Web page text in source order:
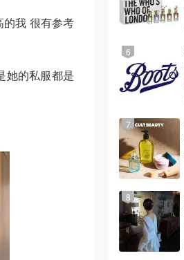
我 很有参考
她的私服都是